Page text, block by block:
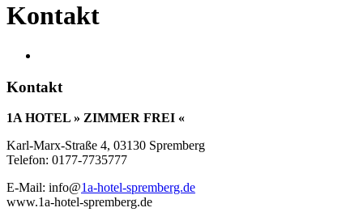
Kontakt
Kontakt
1A HOTEL » ZIMMER FREI «
Karl-Marx-Straße 4, 03130 Spremberg
Telefon: 0177-7735777
E-Mail: info@1a-hotel-spremberg.de
www.1a-hotel-spremberg.de